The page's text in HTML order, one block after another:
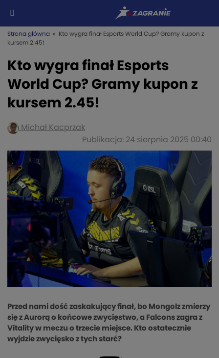
Strona główna » Kto wygra finał Esports World Cup? Gramy kupon z
kursem 2.45!
Kto wygra finał Esports
World Cup? Gramy kupon z
kursem 2.45!
Michał Kacprzak
Publikacja: 24 sierpnia 2025 00:40
Przed nami dość zaskakujący finał, bo Mongolz zmierzy
się z Aurorą o końcowe zwycięstwo, a Falcons zagra z
Vitality w meczu o trzecie miejsce. Kto ostatecznie
wyjdzie zwycięsko z tych starć?